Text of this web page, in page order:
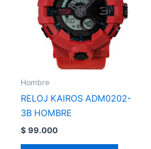
Hombre
RELOJ KAIROS ADM0202-
3B HOMBRE
$ 99.000